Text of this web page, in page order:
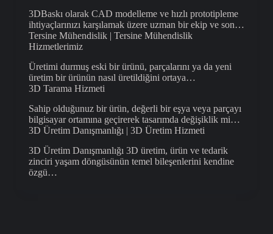
3DBaskı olarak CAD modelleme ve hızlı prototipleme
ihtiyaçlarınızı karşılamak üzere uzman bir ekip ve son…
Tersine Mühendislik | Tersine Mühendislik
Hizmetlerimiz
Üretimi durmuş eski bir ürünü, parçalarını ya da yeni
üretim bir ürünün nasıl üretildiğini ortaya…
3D Tarama Hizmeti
Sahip olduğunuz bir ürün, değerli bir eşya veya parçayı
bilgisayar ortamına geçirerek tasarımda değişiklik mi…
3D Üretim Danışmanlığı | 3D Üretim Hizmeti
3D Üretim Danışmanlığı 3D üretim, ürün ve tedarik
zinciri yaşam döngüsünün temel bileşenlerini kendine
özgü…